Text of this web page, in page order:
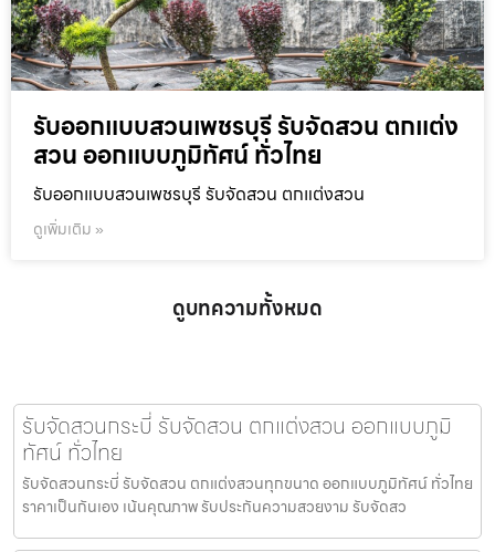
รับออกแบบสวนเพชรบุรี รับจัดสวน ตกแต่ง
สวน ออกแบบภูมิทัศน์ ทั่วไทย
รับออกแบบสวนเพชรบุรี รับจัดสวน ตกแต่งสวน
ดูเพิ่มเติม »
ดูบทความทั้งหมด
รับจัดสวนกระบี่ รับจัดสวน ตกแต่งสวน ออกแบบภูมิ
ทัศน์ ทั่วไทย
รับจัดสวนกระบี่ รับจัดสวน ตกแต่งสวนทุกขนาด ออกแบบภูมิทัศน์ ทั่วไทย
ราคาเป็นกันเอง เน้นคุณภาพ รับประกันความสวยงาม รับจัดสว